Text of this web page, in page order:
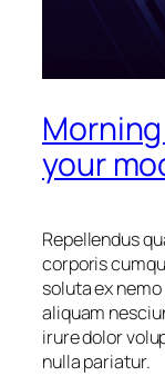
your
Repellendus
corporis
soluta ex
aliquam
irure dolor
nulla pariatur.